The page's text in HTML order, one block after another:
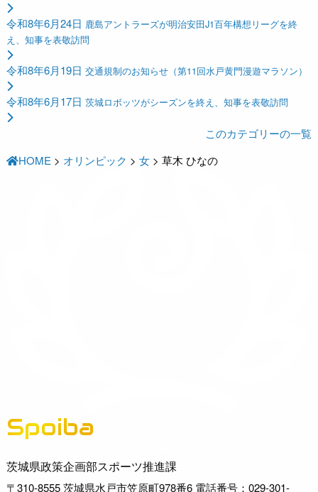
令和8年6月24日 鹿島アントラーズが明治安田J1百年構想リーグを終
え、知事を表敬訪問
令和8年6月19日 交通規制のお知らせ（第11回水戸黄門漫遊マラソン）
令和8年6月17日 茨城ロボッツがシーズンを終え、知事を表敬訪問
このカテゴリーの一覧
HOME > オリンピック >女 >草木 ひなの
Spoiba
茨城県政策企画部スポーツ推進課
〒310-8555 茨城県水戸市笠原町978番6 電話番号：029-301-